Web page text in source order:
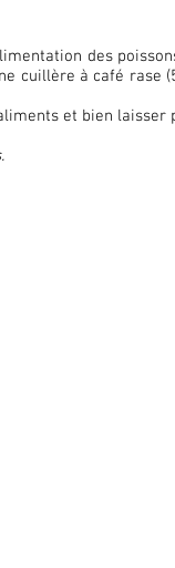
des
cuillère à café rase
et bien laisser